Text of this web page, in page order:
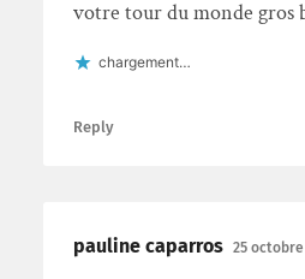
votre tour du monde gros
chargement…
Reply
pauline caparros 25 octobre